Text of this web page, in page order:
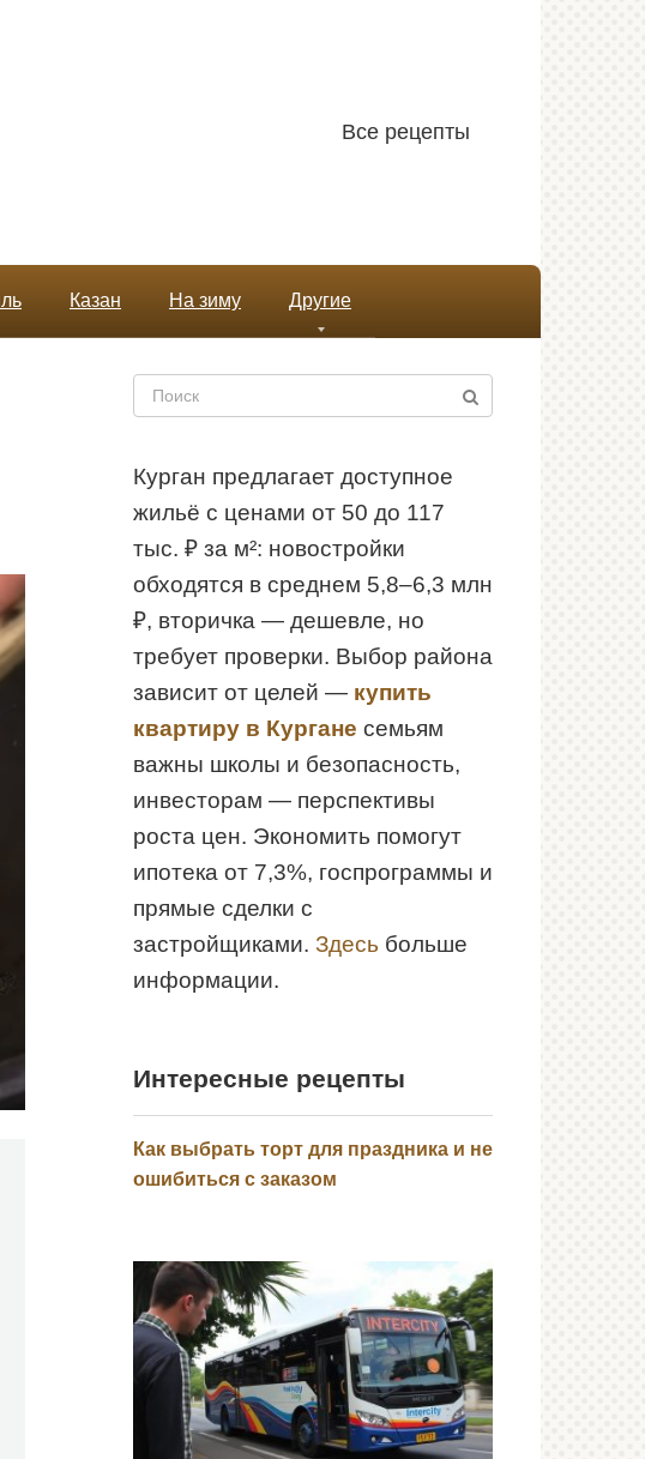
Все рецепты
Казан На зиму Другие
Поиск:
Курган предлагает доступное
жильё с ценами от 50 до 117
тыс. ₽ за м²: новостройки
обходятся в среднем 5,8–6,3 млн
₽, вторичка — дешевле, но
требует проверки. Выбор района
зависит от целей — купить
квартиру в Кургане семьям
важны школы и безопасность,
инвесторам — перспективы
роста цен. Экономить помогут
ипотека от 7,3%, госпрограммы и
прямые сделки с
застройщиками. Здесь больше
информации.
Интересные рецепты
Как выбрать торт для праздника и не
ошибиться с заказом